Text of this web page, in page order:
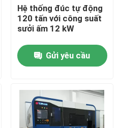
Hệ thống đúc tự động
120 tấn với công suất
sưởi ấm 12 kW
Gửi yêu cầu